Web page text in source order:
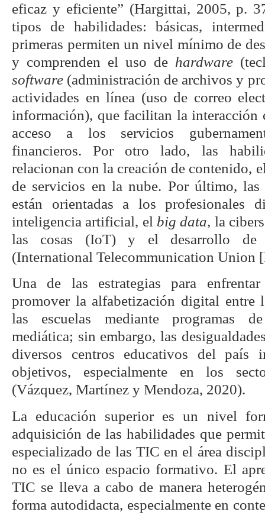
eficaz y eficiente” (Hargittai, 2005, p.
tipos de habilidades: básicas,
primeras permiten un nivel mínimo de
y comprenden el uso de hardware
software (administración de archivos y
actividades en línea (uso de correo
información), que facilitan la interacción
acceso a los servicios
financieros. Por otro lado, las
relacionan con la creación de contenido,
de servicios en la nube. Por último, las
están orientadas a los profesionales
inteligencia artificial, el big data, la
las cosas (IoT) y el desarrollo de
(International Telecommunication Union
Una de las estrategias para
promover la alfabetización digital entre
las escuelas mediante programas
mediática; sin embargo, las
diversos centros educativos del país
objetivos, especialmente en los
(Vázquez, Martínez y Mendoza, 2020).
La educación superior es un nivel
adquisición de las habilidades que
especializado de las TIC en el área
no es el único espacio formativo. El
TIC se lleva a cabo de manera
forma autodidacta, especialmente en